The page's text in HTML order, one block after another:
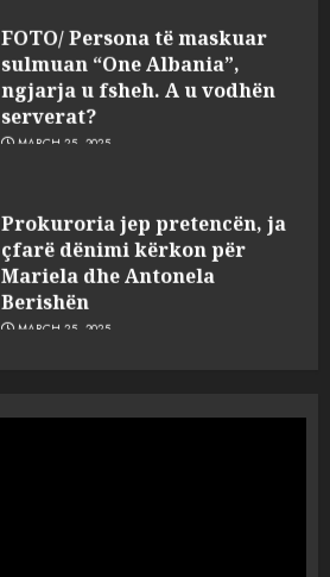
FOTO/ Persona të maskuar
sulmuan “One Albania”,
ngjarja u fsheh. A u vodhën
serverat?
MARCH 25, 2025
Prokuroria jep pretencën, ja
çfarë dënimi kërkon për
Mariela dhe Antonela
Berishën
MARCH 25, 2025